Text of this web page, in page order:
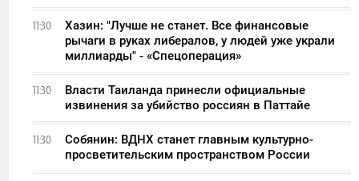
11:30
Хазин: "Лучше не станет. Все финансовые
рычаги в руках либералов, у людей уже украли
миллиарды" - «Спецоперация»
11:30
Власти Таиланда принесли официальные
извинения за убийство россиян в Паттайе
11:30
Собянин: ВДНХ станет главным культурно-
просветительским пространством России